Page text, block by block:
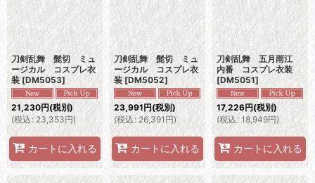
刀剣乱舞 髭切 ミュ
ージカル コスプレ衣
装 [DM5053]
21,230円(税別)
(税込: 23,353円)
カートに入れる
刀剣乱舞 髭切 ミュ
ージカル コスプレ衣
装 [DM5052]
23,991円(税別)
(税込 : 26,391円)
カートに入れる
刀剣乱舞 五月雨江
内番 コスプレ衣装
[DM5051]
17,226円(税別)
(税込 : 18,949円)
カートに入れる